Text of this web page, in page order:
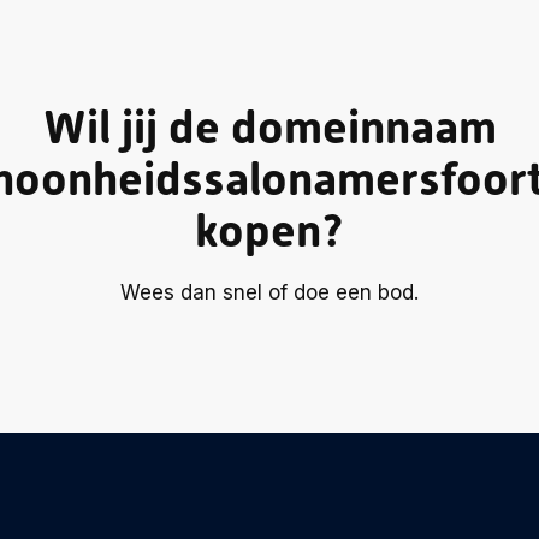
Wil jij de domeinnaam
kopen?
Wees dan snel of doe een bod.